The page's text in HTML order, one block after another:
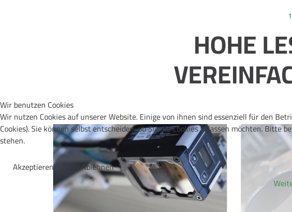
HOHE
Wir benutzen Cookies
Wir nutzen Cookies auf unserer Website. Einige von ihnen sind essenziell für den
Cookies). Sie können selbst entscheiden, ob Sie die Cookies zulassen möchten.
stehen.
Akzeptieren
Ablehnen